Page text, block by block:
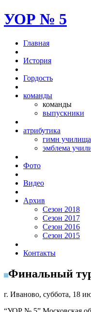
УОР № 5
Главная
История
Гордость
команды
команды
выпускники
атрибутика
гимн училища
эмблема
Фото
Видео
Архив
Сезон 2018
Сезон 2017
Сезон 2016
Сезон 2015
Контакты
Финальный
г. Иваново, суббота, 18